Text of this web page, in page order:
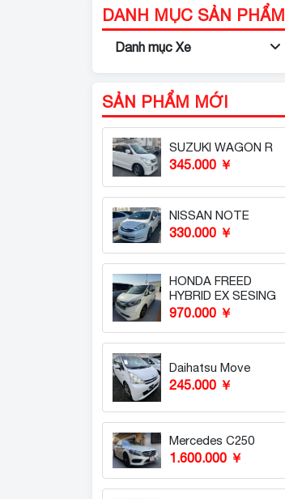
XE HỢP TUỔI
DANH MỤC SẢN PHẨM
Danh mục Xe
SẢN PHẨM MỚI
SUZUKI WAGON R
345.000 ￥
NISSAN NOTE
330.000 ￥
HONDA FREED
HYBRID EX SESING
970.000 ￥
Daihatsu Move
245.000 ￥
Mercedes C250
1.600.000 ￥